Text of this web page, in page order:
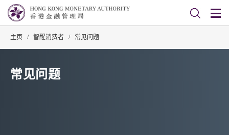
主页 / 智醒消费者 / 常见问题
常见问题